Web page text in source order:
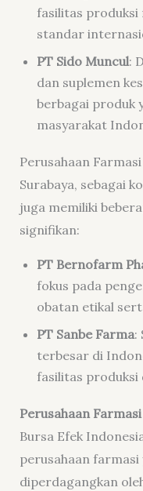
fasilitas produksi
standar
PT Sido Muncul:
dan suplemen
berbagai produk
masyarakat
Perusahaan
Surabaya, sebagai
juga memiliki
signifikan:
PT Bernofarm
fokus pada
obatan etikal
PT Sanbe Farma:
terbesar di
fasilitas produksi
Perusahaan
Bursa Efek
perusahaan farmasi
diperdagangkan